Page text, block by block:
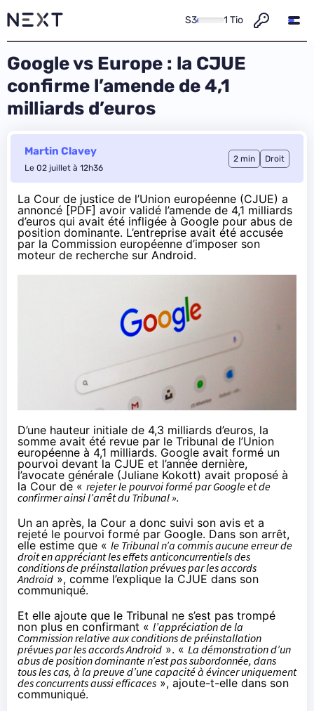
S3 1 Tio
Google vs Europe : la CJUE
confirme l’amende de 4,1
milliards d’euros
Martin Clavey
Le 02 juillet à 12h36
2 min Droit
La Cour de justice de l’Union européenne (CJUE) a
annoncé [PDF] avoir validé l’amende de 4,1 milliards
d’euros qui avait été infligée à Google pour abus de
position dominante. L’entreprise avait été accusée
par la Commission européenne d’imposer son
moteur de recherche sur Android.
D’une hauteur initiale de 4,3 milliards d’euros, la
somme avait été revue par le Tribunal de l’Union
européenne à 4,1 milliards. Google avait formé un
pourvoi devant la CJUE et l’année dernière,
l’avocate générale (Juliane Kokott) avait proposé à
la Cour de « rejeter le pourvoi formé par Google et de
confirmer ainsi l’arrêt du Tribunal ».
Un an après, la Cour a donc suivi son avis et a
rejeté le pourvoi formé par Google. Dans son arrêt,
elle estime que « le Tribunal n’a commis aucune erreur de
droit en appréciant les effets anticoncurrentiels des
conditions de préinstallation prévues par les accords
Android », comme l’explique la CJUE dans son
communiqué.
Et elle ajoute que le Tribunal ne s’est pas trompé
non plus en confirmant « l’appréciation de la
Commission relative aux conditions de préinstallation
prévues par les accords Android ». « La démonstration d’un
abus de position dominante n’est pas subordonnée, dans
tous les cas, à la preuve d’une capacité à évincer uniquement
des concurrents aussi efficaces », ajoute-t-elle dans son
communiqué.